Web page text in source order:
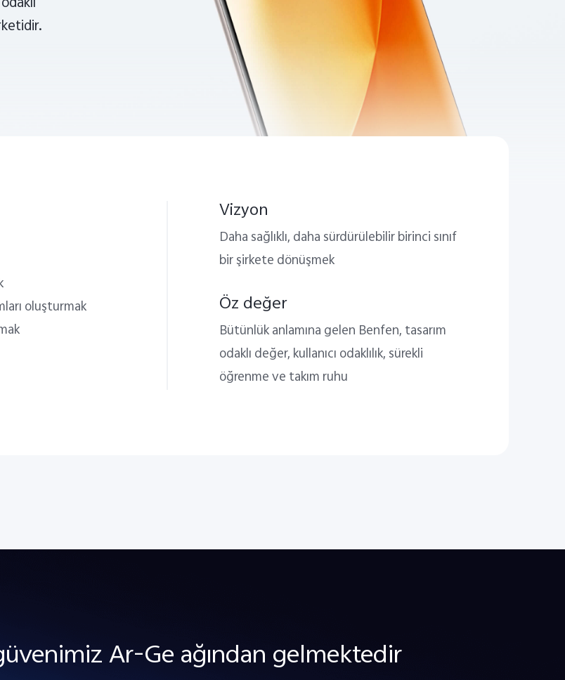
oluşturmak
Vizyon
Daha sağlıklı, daha sürdürülebilir birinci sınıf
bir şirkete dönüşmek
Öz değer
Bütünlük anlamına gelen Benfen, tasarım
odaklı değer, kullanıcı odaklılık, sürekli
öğrenme ve takım ruhu
Ar-Ge ağından gelmektedir